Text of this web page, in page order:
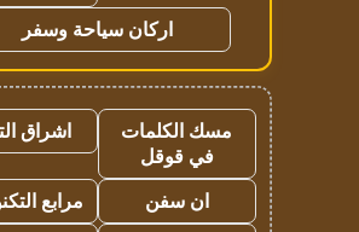
اركان سياحة وسفر
مسك الكلمات
في قوقل
اشراق
ان سفن
مرابع